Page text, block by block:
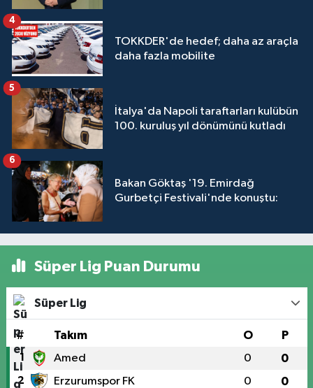
TOKKDER'de hedef; daha az araçla
daha fazla mobilite
4
İtalya'da Napoli taraftarları kulübün
100. kuruluş yıl dönümünü kutladı
5
Bakan Göktaş '19. Emirdağ
Gurbetçi Festivali'nde konuştu:
6
Süper Lig Puan Durumu
Süper Lig
# Takım O P
1 Amed 0 0
2 Erzurumspor FK 0 0